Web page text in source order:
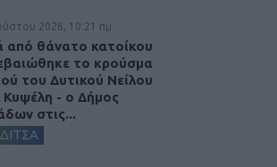
2026, 10:21 πμ
από θάνατο κατοίκου
το κρούσμα
του Δυτικού Νείλου
Κυψέλη - ο Δήμος
στις...